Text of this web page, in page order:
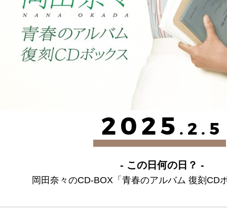
2025 .2.5
- この日何の日？ -
岡田奈々のCD-BOX「青春のアルバム 復刻CD